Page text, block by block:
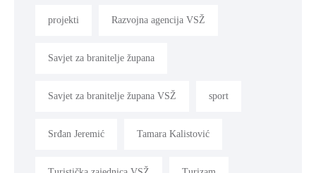
projekti Razvojna agencija VSŽ
Savjet za branitelje župana
Savjet za branitelje župana VSŽ sport
Srđan Jeremić Tamara Kalistović